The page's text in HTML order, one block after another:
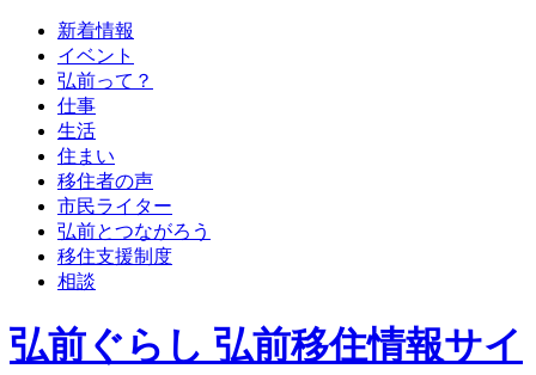
新着情報
イベント
弘前って？
仕事
生活
住まい
移住者の声
市民ライター
弘前とつながろう
移住支援制度
相談
弘前ぐらし 弘前移住情報サイ